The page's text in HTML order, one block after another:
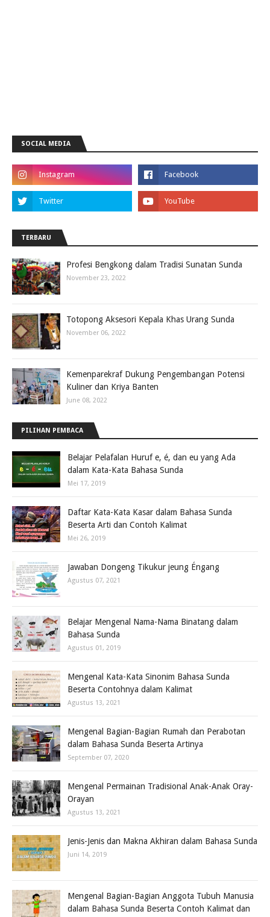
SOCIAL MEDIA
TERBARU
Profesi Bengkong dalam Tradisi Sunatan Sunda
November 23, 2022
Totopong Aksesori Kepala Khas Urang Sunda
November 06, 2022
Kemenparekraf Dukung Pengembangan Potensi
Kuliner dan Kriya Banten
June 08, 2022
PILIHAN PEMBACA
Belajar Pelafalan Huruf e, é, dan eu yang Ada
dalam Kata-Kata Bahasa Sunda
Mei 17, 2019
Daftar Kata-Kata Kasar dalam Bahasa Sunda
Beserta Arti dan Contoh Kalimat
Mei 26, 2019
Jawaban Dongeng Tikukur jeung Éngang
Agustus 07, 2021
Belajar Mengenal Nama-Nama Binatang dalam
Bahasa Sunda
Agustus 01, 2019
Mengenal Kata-Kata Sinonim Bahasa Sunda
Beserta Contohnya dalam Kalimat
Agustus 13, 2021
Mengenal Bagian-Bagian Rumah dan Perabotan
dalam Bahasa Sunda Beserta Artinya
September 07, 2020
Mengenal Permainan Tradisional Anak-Anak Oray-
Orayan
Agustus 13, 2021
Jenis-Jenis dan Makna Akhiran dalam Bahasa Sunda
Juni 14, 2019
Mengenal Bagian-Bagian Anggota Tubuh Manusia
dalam Bahasa Sunda Beserta Contoh Kalimat dan